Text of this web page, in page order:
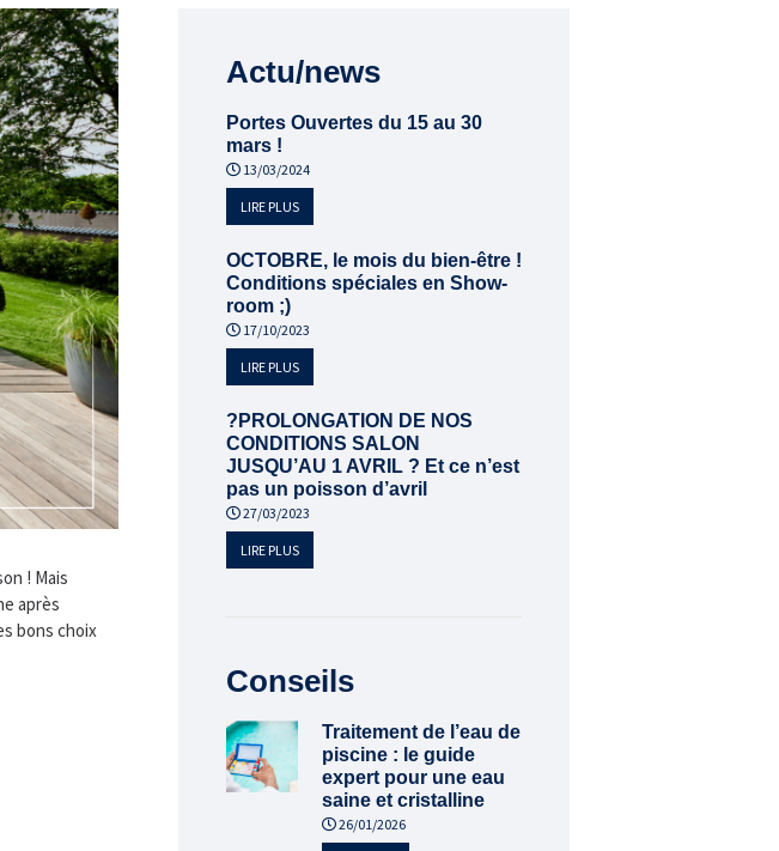
! Mais
après
bons choix
Actu/news
Portes Ouvertes du 15 au 30
mars !
13/03/2024
LIRE PLUS
OCTOBRE, le mois du bien-être !
Conditions spéciales en Show-
room ;)
17/10/2023
LIRE PLUS
?PROLONGATION DE NOS
CONDITIONS SALON
JUSQU’AU 1 AVRIL ? Et ce n’est
pas un poisson d’avril
27/03/2023
LIRE PLUS
Conseils
Traitement de l’eau de
piscine : le guide
expert pour une eau
saine et cristalline
26/01/2026